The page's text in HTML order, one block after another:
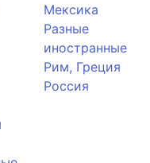
Мексика
Разные
иностранные
Рим, Греция
Россия